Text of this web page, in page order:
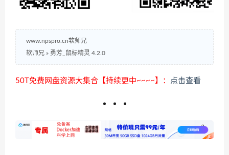
www.npspro.cn软师兄
软师兄 » 勇芳_鼠标精灵 4.2.0
50T免费网盘资源大集合【持续更中~~~~】： 点击查看